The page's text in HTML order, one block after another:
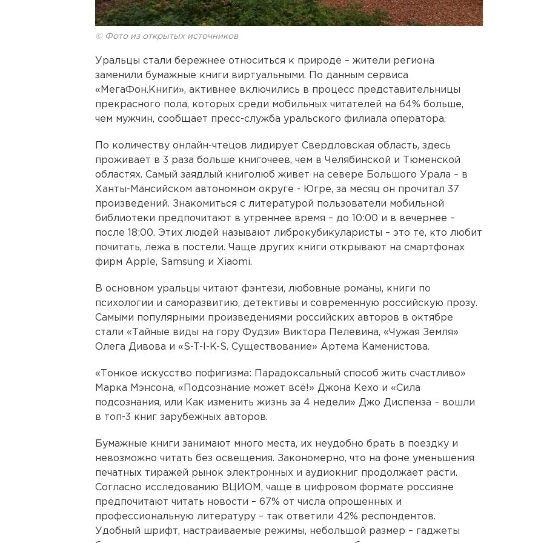
© Фото из открытых источников
Уральцы стали бережнее относиться к природе – жители региона
заменили бумажные книги виртуальными. По данным сервиса
«МегаФон.Книги», активнее включились в процесс представительницы
прекрасного пола, которых среди мобильных читателей на 64% больше,
чем мужчин, сообщает пресс-служба уральского филиала оператора.
По количеству онлайн-чтецов лидирует Свердловская область, здесь
проживает в 3 раза больше книгочеев, чем в Челябинской и Тюменской
областях. Самый заядлый книголюб живет на севере Большого Урала – в
Ханты-Мансийском автономном округе - Югре, за месяц он прочитал 37
произведений. Знакомиться с литературой пользователи мобильной
библиотеки предпочитают в утреннее время – до 10:00 и в вечернее –
после 18:00. Этих людей называют либрокубикуларисты – это те, кто любит
почитать, лежа в постели. Чаще других книги открывают на смартфонах
фирм Apple, Samsung и Xiaomi.
В основном уральцы читают фэнтези, любовные романы, книги по
психологии и саморазвитию, детективы и современную российскую прозу.
Самыми популярными произведениями российских авторов в октябре
стали «Тайные виды на гору Фудзи» Виктора Пелевина, «Чужая Земля»
Олега Дивова и «S-T-I-K-S. Существование» Артема Каменистова.
«Тонкое искусство пофигизма: Парадоксальный способ жить счастливо»
Марка Мэнсона, «Подсознание может всё!» Джона Кехо и «Сила
подсознания, или Как изменить жизнь за 4 недели» Джо Диспенза – вошли
в топ-3 книг зарубежных авторов.
Бумажные книги занимают много места, их неудобно брать в поездку и
невозможно читать без освещения. Закономерно, что на фоне уменьшения
печатных тиражей рынок электронных и аудиокниг продолжает расти.
Согласно исследованию ВЦИОМ, чаще в цифровом формате россияне
предпочитают читать новости – 67% от числа опрошенных и
профессиональную литературу – так ответили 42% респондентов.
Удобный шрифт, настраиваемые режимы, небольшой размер – гаджеты